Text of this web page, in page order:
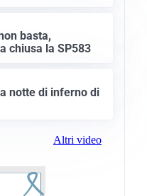
basta,
chiusa la SP583
notte di inferno di
Altri video